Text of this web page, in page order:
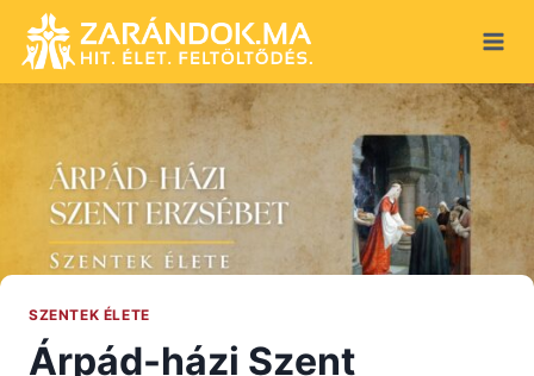
content
SZENTEK ÉLETE
Árpád-házi Szent